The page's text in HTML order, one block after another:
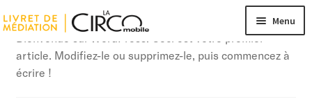
Menu
11 juillet 2019 Un commentaire
Bienvenue sur WordPress. Ceci est votre premier
article. Modifiez-le ou supprimez-le, puis commencez à
écrire !